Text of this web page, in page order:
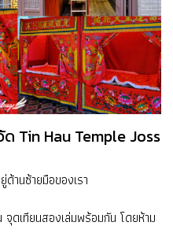
Tin Hau Temple Joss
านซ้ายมือของเรา
จุดเทียนสองเล่มพร้อมกัน โดยห้าม